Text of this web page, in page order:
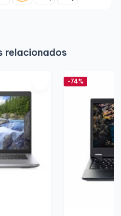
relacionados
-74%